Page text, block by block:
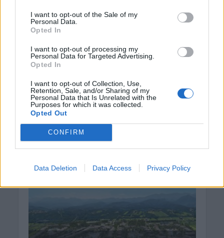
I want to opt-out of the Sale of my
Personal Data.
Opted In
I want to opt-out of processing my
Personal Data for Targeted Advertising.
Opted In
I want to opt-out of Collection, Use,
Retention, Sale, and/or Sharing of my
Personal Data that Is Unrelated with the
Purposes for which it was collected.
Opted Out
CONFIRM
Data Deletion Data Access Privacy Policy
ΔΙΆΦΟΡΑ
Κίσαμος: «Η πρώτη μας νύχτα» – Μια
8 Αυγούστου 2026 08:30